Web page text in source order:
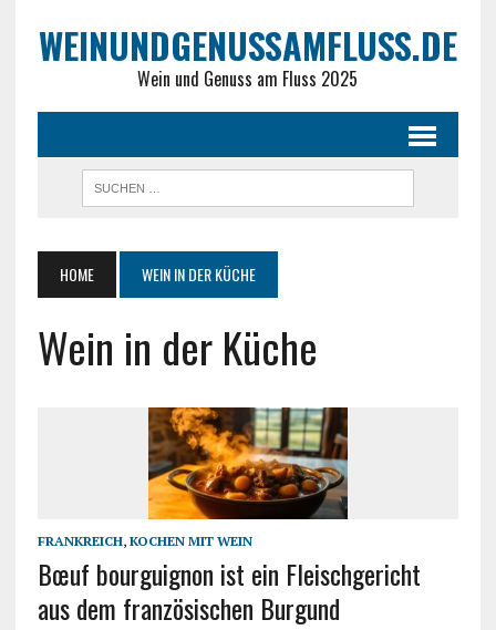
WEINUNDGENUSSAMFLUSS.DE
Wein und Genuss am Fluss 2025
HOME WEIN IN DER KÜCHE
Wein in der Küche
FRANKREICH, KOCHEN MIT WEIN
Bœuf bourguignon ist ein Fleischgericht
aus dem französischen Burgund